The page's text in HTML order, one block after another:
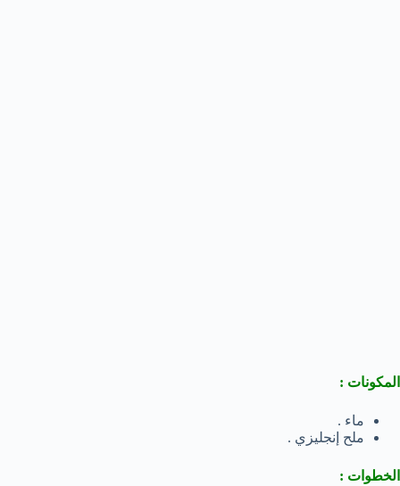
المكونات :
ماء .
ملح إنجليزي .
الخطوات :